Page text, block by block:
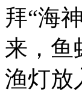
拜“海
来，鱼
渔灯放